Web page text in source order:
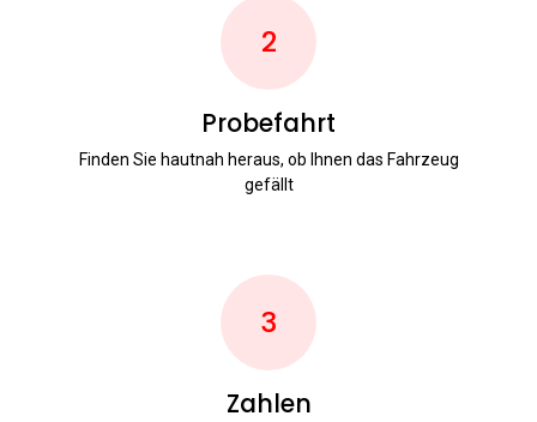
2
Probefahrt
Finden Sie hautnah heraus, ob Ihnen das Fahrzeug
gefällt
3
Zahlen